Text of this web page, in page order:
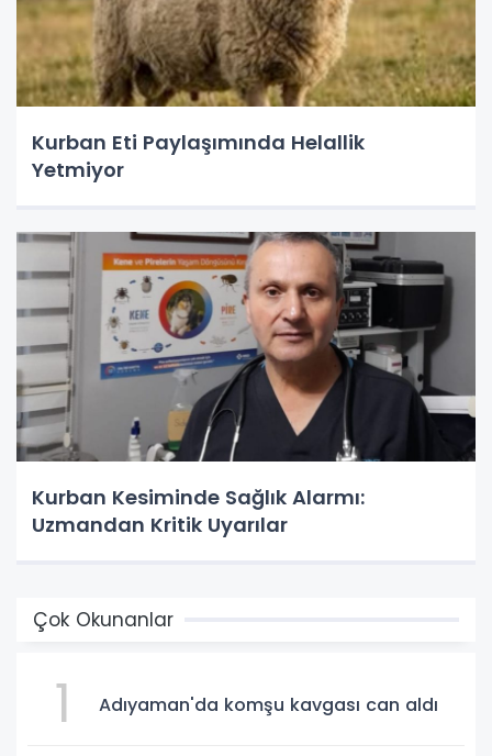
Kurban Eti Paylaşımında Helallik
Yetmiyor
Kurban Kesiminde Sağlık Alarmı:
Uzmandan Kritik Uyarılar
Çok Okunanlar
1 Adıyaman'da komşu kavgası can aldı